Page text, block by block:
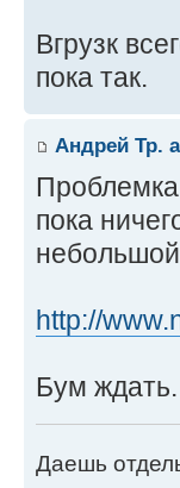
Вгрузк
пока так.
Андрей Тр.
пока
http://
Бум ждать.
Даешь